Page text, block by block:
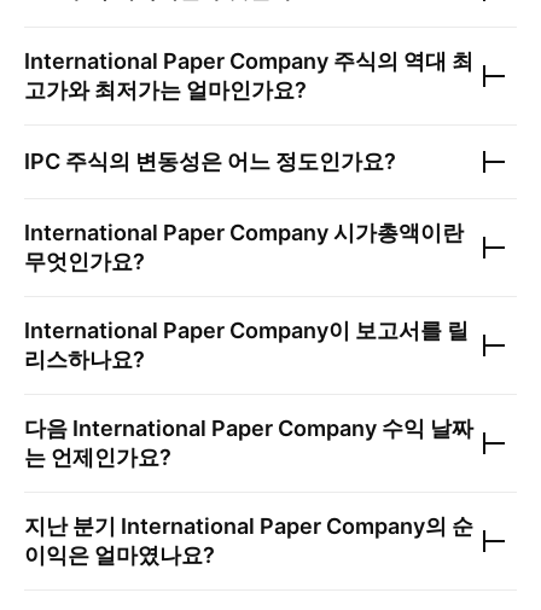
International Paper Company 주식의 역대 최
고가와 최저가는 얼마인가요?
IPC 주식의 변동성은 어느 정도인가요?
International Paper Company시가총액이란
무엇인가요?
International Paper Company이 보고서를 릴
리스하나요?
다음 International Paper Company 수익 날짜
는 언제인가요?
지난 분기 International Paper Company의 순
이익은 얼마였나요?